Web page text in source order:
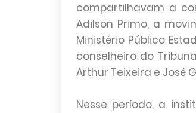
compartilhavam a
Adilson Primo, a
Ministério Público
conselheiro do
Arthur Teixeira e José
Nesse período, a